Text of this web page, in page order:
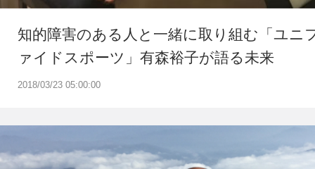
2018/03/23 05:00:00
知的障害のある人と一緒に取り組む「ユニ
ァイドスポーツ」有森裕子が語る未来